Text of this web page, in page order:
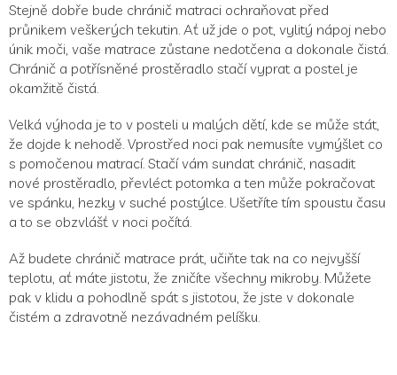
Stejně dobře bude chránič matraci ochraňovat před
průnikem veškerých tekutin. Ať už jde o pot, vylitý nápoj nebo
únik moči, vaše matrace zůstane nedotčena a dokonale čistá.
Chránič a potřísněné prostěradlo stačí vyprat a postel je
okamžitě čistá.
Velká výhoda je to v posteli u malých dětí, kde se může stát,
že dojde k nehodě. Vprostřed noci pak nemusíte vymýšlet co
s pomočenou matrací. Stačí vám sundat chránič, nasadit
nové prostěradlo, převléct potomka a ten může pokračovat
ve spánku, hezky v suché postýlce. Ušetříte tím spoustu času
a to se obzvlášť v noci počítá.
Až budete chránič matrace prát, učiňte tak na co nejvyšší
teplotu, ať máte jistotu, že zničíte všechny mikroby. Můžete
pak v klidu a pohodlně spát s jistotou, že jste v dokonale
čistém a zdravotně nezávadném pelíšku.